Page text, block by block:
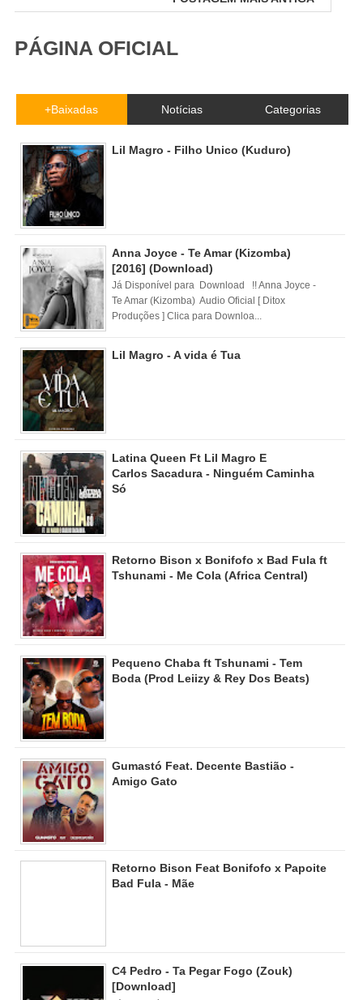
PÁGINA OFICIAL
+Baixadas Notícias Categorias
Lil Magro - Filho Unico (Kuduro)
Anna Joyce - Te Amar (Kizomba)
[2016] (Download)
Já Disponível para Download !! Anna Joyce -
Te Amar (Kizomba) Audio Oficial [ Ditox
Produções ] Clica para Downloa...
Lil Magro - A vida é Tua
Latina Queen Ft Lil Magro E
Carlos Sacadura - Ninguém Caminha
Só
Retorno Bison x Bonifofo x Bad Fula ft
Tshunami - Me Cola (Africa Central)
Pequeno Chaba ft Tshunami - Tem
Boda (Prod Leiizy & Rey Dos Beats)
Gumastó Feat. Decente Bastião -
Amigo Gato
Retorno Bison Feat Bonifofo x Papoite
Bad Fula - Mãe
C4 Pedro - Ta Pegar Fogo (Zouk)
[Download]